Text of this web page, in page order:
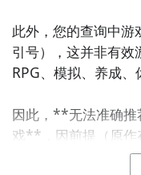
此外，您的查询中游
引号），这并非有
RPG、模拟、养成、
因此，**无法准确推
戏**，因前提（原作